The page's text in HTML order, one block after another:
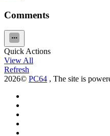
Comments
Quick Actions
View All
Refresh
2026© PC64 , The site is